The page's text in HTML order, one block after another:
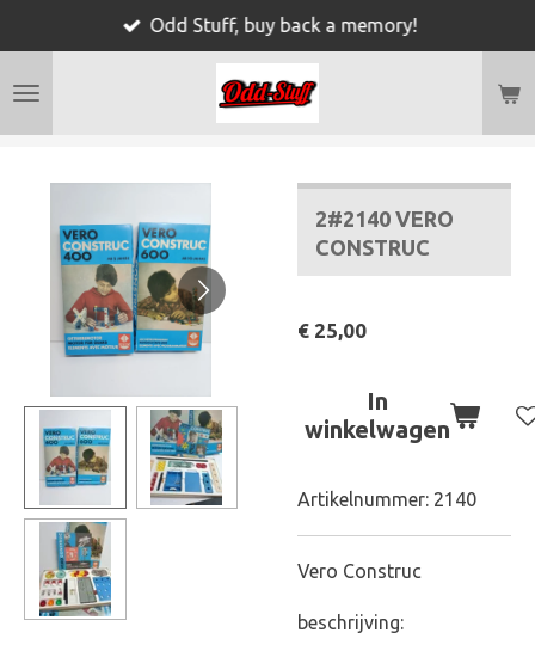
naar
Odd Stuff, buy back a memory!
2#2140 VERO
CONSTRUC
€ 25,00
In
winkelwagen
Artikelnummer: 2140
Vero Construc
beschrijving: